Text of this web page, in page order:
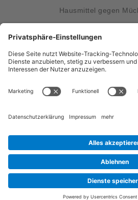
Hausmittel gegen
Wissenswertes über
Was hilft gegen
Unsere
bite away®
bite away
bite away®
So